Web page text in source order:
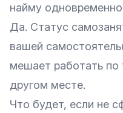
найму
Да. Статус
вашей
мешает работать по
другом месте.
Что будет, если не